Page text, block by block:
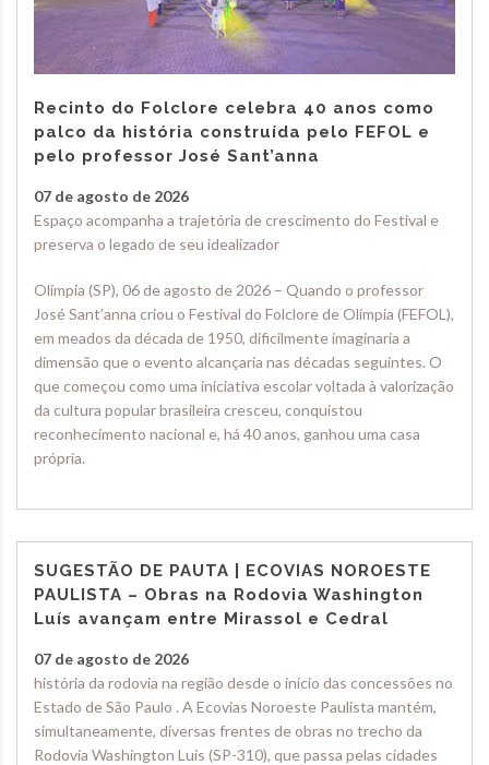
Recinto do Folclore celebra 40 anos como
palco da história construída pelo FEFOL e
pelo professor José Sant’anna
07 de agosto de 2026
Espaço acompanha a trajetória de crescimento do Festival e
preserva o legado de seu idealizador
Olímpia (SP), 06 de agosto de 2026 – Quando o professor
José Sant’anna criou o Festival do Folclore de Olímpia (FEFOL),
em meados da década de 1950, dificilmente imaginaria a
dimensão que o evento alcançaria nas décadas seguintes. O
que começou como uma iniciativa escolar voltada à valorização
da cultura popular brasileira cresceu, conquistou
reconhecimento nacional e, há 40 anos, ganhou uma casa
própria.
SUGESTÃO DE PAUTA | ECOVIAS NOROESTE
PAULISTA – Obras na Rodovia Washington
Luís avançam entre Mirassol e Cedral
07 de agosto de 2026
história da rodovia na região desde o início das concessões no
Estado de São Paulo . A Ecovias Noroeste Paulista mantém,
simultaneamente, diversas frentes de obras no trecho da
Rodovia Washington Luís (SP-310), que passa pelas cidades